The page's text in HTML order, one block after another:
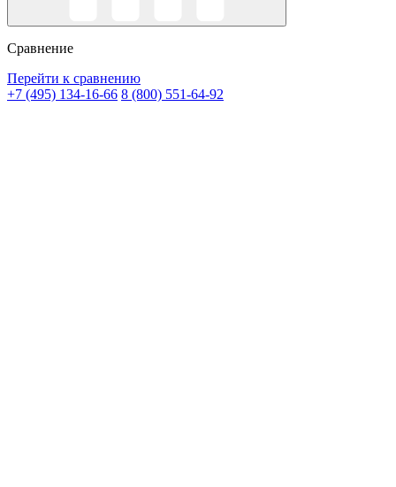
Сравнение
Перейти к сравнению
+7 (495) 134-16-66 8 (800) 551-64-92